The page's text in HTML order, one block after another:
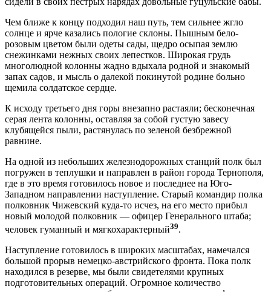
Чем ближе к концу подходил наш путь, тем сильнее жгло
солнце и ярче казались пологие склоны. Пышным бело-
розовым цветом были одеты сады, щедро осыпая землю
снежинками нежных своих лепестков. Широкая грудь
многолюдной колонны жадно вдыхала родной и знакомый
запах садов, и мысль о далекой покинутой родине больно
щемила солдатское сердце.
К исходу третьего дня горы внезапно растаяли; бесконечная
серая лента колонны, оставляя за собой густую завесу
клубящейся пыли, растянулась по зеленой безбрежной
равнине.
На одной из небольших железнодорожных станций полк был
погружен в теплушки и направлен в район города Тернополя,
где в это время готовилось новое и последнее на Юго-
Западном направлении наступление. Старый командир полка
полковник Чижевский куда-то исчез, на его место прибыл
новый молодой полковник — офицер Генерального штаба;
человек гуманный и мягкохарактерный39.
Наступление готовилось в широких масштабах, намечался
большой прорыв немецко-австрийского фронта. Пока полк
находился в резерве, мы были свидетелями крупных
подготовительных операций. Огромное количество